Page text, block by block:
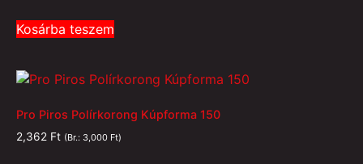
Kosárba teszem
Pro Piros Polírkorong Kúpforma 150
2,362 Ft (Br.: 3,000 Ft)